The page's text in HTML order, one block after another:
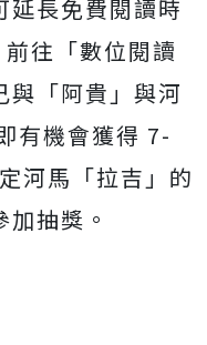
延長免費閱讀時
往「數位閱讀
與「阿貴」與河
有機會獲得 7-
河馬「拉吉」的
抽獎。